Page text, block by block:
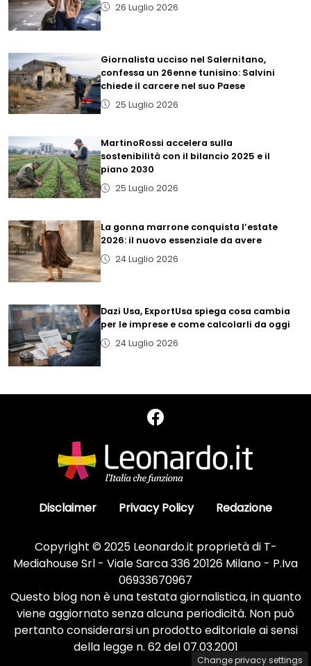
26 Luglio 2026
Giornalista ucciso nel Salernitano,
confessa un 26enne tunisino: Salvini
chiede il carcere nel suo Paese
25 Luglio 2026
MartinoRossi accelera sulla
sostenibilità con il bilancio 2025 e il
piano 2030
25 Luglio 2026
La gonna marrone conquista l’estate
2026: il nuovo essenziale da avere
24 Luglio 2026
Dazi Usa, ExportUsa spiega cosa cambia
per le imprese e come calcolarli da oggi
24 Luglio 2026
Disclaimer Privacy Policy Redazione
Copyright © 2025 Leonardo.it proprietà di T-
Mediahouse Srl - Viale Sarca 336 20126 Milano - P.Iva
06933670967
Questo blog non è una testata giornalistica, in quanto
viene aggiornato senza alcuna periodicità. Non può
pertanto considerarsi un prodotto editoriale ai sensi
della legge n. 62 del 07.03.2001
Change privacy settings